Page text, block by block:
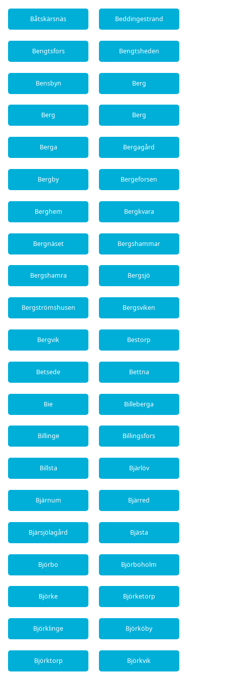
Båtskärsnäs Beddingestrand
Bengtsfors Bengtsheden
Bensbyn Berg
Berg Berg
Berga Bergagård
Bergby Bergeforsen
Berghem Bergkvara
Bergnäset Bergshammar
Bergshamra Bergsjö
Bergströmshusen Bergsviken
Bergvik Bestorp
Betsede Bettna
Bie Billeberga
Billinge Billingsfors
Billsta Bjärlöv
Bjärnum Bjärred
Bjärsjölagård Bjästa
Björbo Björboholm
Björke Björketorp
Björklinge Björköby
Björktorp Björkvik